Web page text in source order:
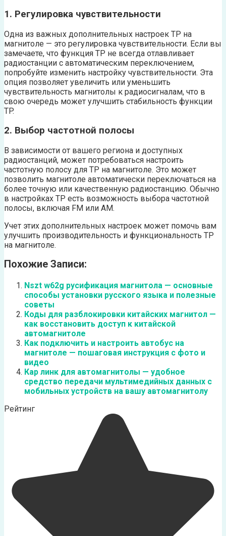
1. Регулировка чувствительности
Одна из важных дополнительных настроек TP на
магнитоле — это регулировка чувствительности. Если вы
замечаете, что функция TP не всегда отлавливает
радиостанции с автоматическим переключением,
попробуйте изменить настройку чувствительности. Эта
опция позволяет увеличить или уменьшить
чувствительность магнитолы к радиосигналам, что в
свою очередь может улучшить стабильность функции
TP.
2. Выбор частотной полосы
В зависимости от вашего региона и доступных
радиостанций, может потребоваться настроить
частотную полосу для TP на магнитоле. Это может
позволить магнитоле автоматически переключаться на
более точную или качественную радиостанцию. Обычно
в настройках TP есть возможность выбора частотной
полосы, включая FM или AM.
Учет этих дополнительных настроек может помочь вам
улучшить производительность и функциональность TP
на магнитоле.
Похожие Записи:
Nszt w62g русификация магнитола — основные
способы установки русского языка и полезные
советы
Коды для разблокировки китайских магнитол —
как восстановить доступ к китайской
автомагнитоле
Как подключить и настроить автобус на
магнитоле — пошаговая инструкция с фото и
видео
Кар линк для автомагнитолы — удобное
средство передачи мультимедийных данных с
мобильных устройств на вашу автомагнитолу
Рейтинг